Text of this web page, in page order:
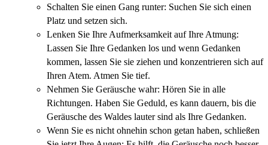
Schalten Sie einen Gang runter: Suchen Sie sich einen
Platz und setzen sich.
Lenken Sie Ihre Aufmerksamkeit auf Ihre Atmung:
Lassen Sie Ihre Gedanken los und wenn Gedanken
kommen, lassen Sie sie ziehen und konzentrieren sich auf
Ihren Atem. Atmen Sie tief.
Nehmen Sie Geräusche wahr: Hören Sie in alle
Richtungen. Haben Sie Geduld, es kann dauern, bis die
Geräusche des Waldes lauter sind als Ihre Gedanken.
Wenn Sie es nicht ohnehin schon getan haben, schließen